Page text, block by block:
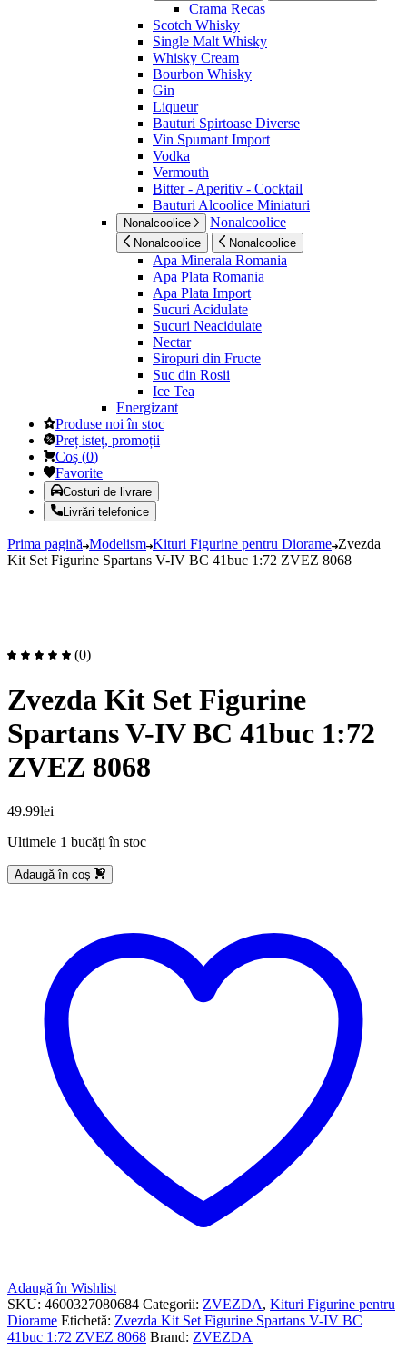
Crama Recas
Scotch Whisky
Single Malt Whisky
Whisky Cream
Bourbon Whisky
Gin
Liqueur
Bauturi Spirtoase Diverse
Vin Spumant Import
Vodka
Vermouth
Bitter - Aperitiv - Cocktail
Bauturi Alcoolice Miniaturi
Nonalcoolice Nonalcoolice
Nonalcoolice Nonalcoolice
Apa Minerala Romania
Apa Plata Romania
Apa Plata Import
Sucuri Acidulate
Sucuri Neacidulate
Nectar
Siropuri din Fructe
Suc din Rosii
Ice Tea
Energizant
Produse noi în stoc
Preț isteț, promoții
Coș (0)
Favorite
Costuri de livrare
Livrări telefonice
Prima pagină Modelism Kituri Figurine pentru Diorame Zvezda
Kit Set Figurine Spartans V-IV BC 41buc 1:72 ZVEZ 8068
(0)
Zvezda Kit Set Figurine
Spartans V-IV BC 41buc 1:72
ZVEZ 8068
49.99lei
Ultimele 1 bucăți în stoc
Adaugă în coș
Adaugă în Wishlist
SKU: 4600327080684 Categorii: ZVEZDA, Kituri Figurine pentru
Diorame Etichetă: Zvezda Kit Set Figurine Spartans V-IV BC
41buc 1:72 ZVEZ 8068 Brand: ZVEZDA